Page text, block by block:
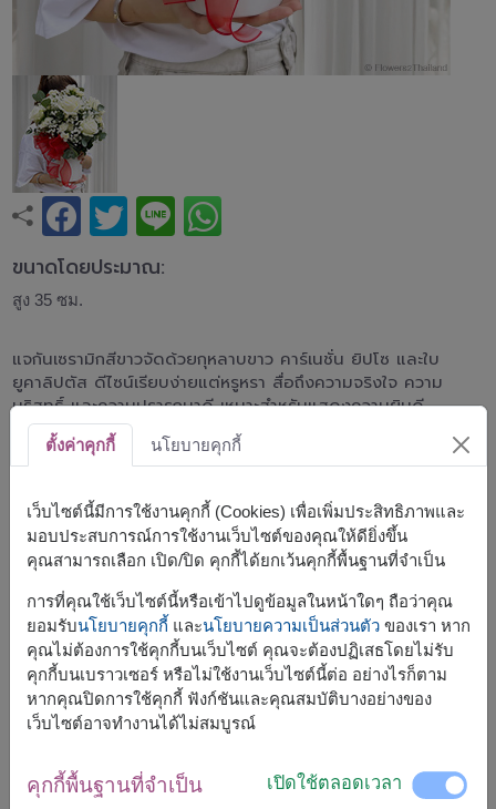
ขนาดโดยประมาณ:
สูง 35 ซม.
แจกันเซรามิกสีขาวจัดด้วยกุหลาบขาว คาร์เนชั่น ยิปโซ และใบ
ยูคาลิปตัส ดีไซน์เรียบง่ายแต่หรูหรา สื่อถึงความจริงใจ ความ
บริสุทธิ์ และความปรารถนาดี เหมาะสำหรับแสดงความยินดี
เยี่ยมผู้ใหญ่ เปิดสำนักงาน หรือเป็นของขวัญในทุกโอกาส
จัดส่งได้เร็วสุดจ., 10 ส.ค. 2026
แต่สามารถกำหนดวันได้
ราคาตามพื้นที่จัดส่ง
ตั้งค่าคุกกี้ นโยบายคุกกี้
เว็บไซต์นี้มีการใช้งานคุกกี้ (Cookies) เพื่อเพิ่มประสิทธิภาพและ
มอบประสบการณ์การใช้งานเว็บไซต์ของคุณให้ดียิ่งขึ้น
คุณสามารถเลือก เปิด/ปิด คุกกี้ได้ยกเว้นคุกกี้พื้นฐานที่จำเป็น
การที่คุณใช้เว็บไซต์นี้หรือเข้าไปดูข้อมูลในหน้าใดๆ ถือว่าคุณ
ยอมรับนโยบายคุกกี้ และนโยบายความเป็นส่วนตัวของเรา หาก
คุณไม่ต้องการใช้คุกกี้บนเว็บไซต์ คุณจะต้องปฏิเสธโดยไม่รับ
คุกกี้บนเบราวเซอร์ หรือไม่ใช้งานเว็บไซต์นี้ต่อ อย่างไรก็ตาม
หากคุณปิดการใช้คุกกี้ ฟังก์ชันและคุณสมบัติบางอย่างของ
เว็บไซต์อาจทำงานได้ไม่สมบูรณ์
คุกกี้พื้นฐานที่จำเป็น เปิดใช้ตลอดเวลา